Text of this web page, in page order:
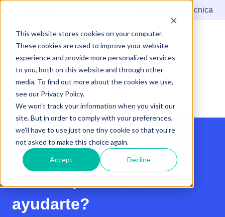
This website stores cookies on your computer.
These cookies are used to improve your website
experience and provide more personalized services
to you, both on this website and through other
media. To find out more about the cookies we use,
see our Privacy Policy.
We won't track your information when you visit our
site. But in order to comply with your preferences,
we'll have to use just one tiny cookie so that you're
not asked to make this choice again.
Accept Decline
Más asistencia técnica
ayudarte?